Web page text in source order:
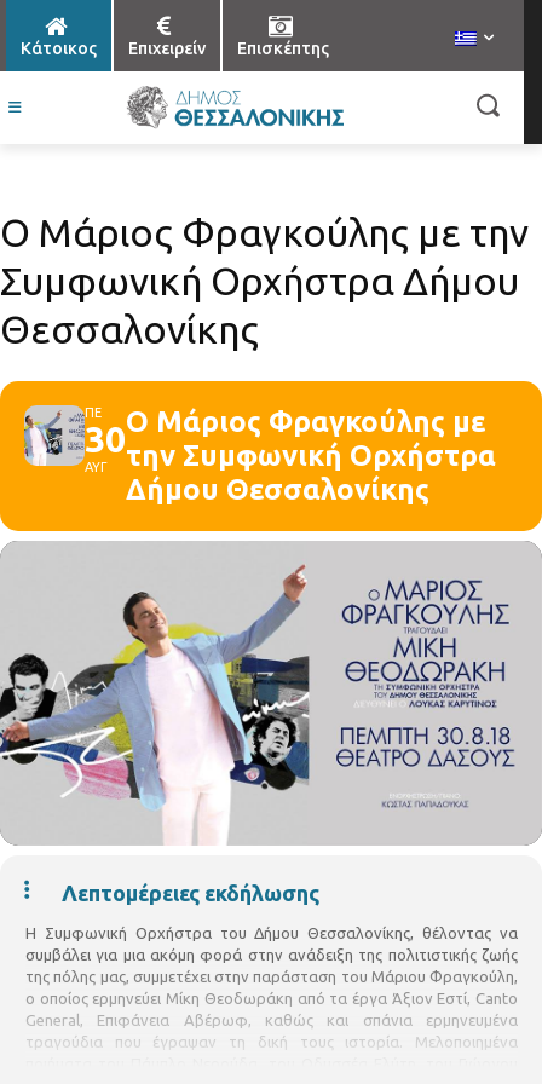
Κάτοικος Επιχειρείν Επισκέπτης
Ο Μάριος Φραγκούλης με την
Συμφωνική Ορχήστρα Δήμου
Θεσσαλονίκης
ΠΕ
30
ΑΥΓ
Ο Μάριος Φραγκούλης με
την Συμφωνική Ορχήστρα
Δήμου Θεσσαλονίκης
Λεπτομέρειες εκδήλωσης
Η Συμφωνική Ορχήστρα του Δήμου Θεσσαλονίκης, θέλοντας να
συμβάλει για μια ακόμη φορά στην ανάδειξη της πολιτιστικής ζωής
της πόλης μας, συμμετέχει στην παράσταση του Μάριου Φραγκούλη,
ο οποίος ερμηνεύει Μίκη Θεοδωράκη από τα έργα Άξιον Εστί, Canto
General, Επιφάνεια Αβέρωφ, καθώς και σπάνια ερμηνευμένα
τραγούδια που έγραψαν τη δική τους ιστορία. Μελοποιημένα